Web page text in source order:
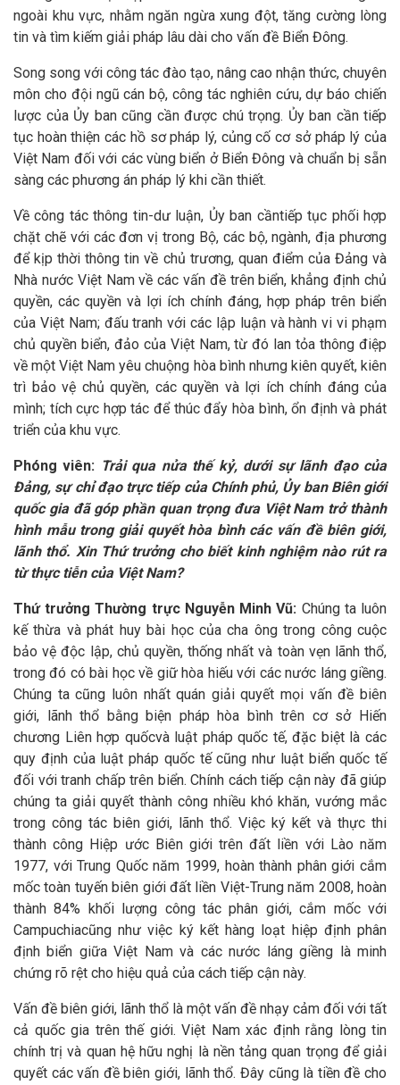
ngoài khu vực, nhằm ngăn ngừa xung đột, tăng cường lòng
tin và tìm kiếm giải pháp lâu dài cho vấn đề Biển Đông.
Song song với công tác đào tạo, nâng cao nhận thức, chuyên
môn cho đội ngũ cán bộ, công tác nghiên cứu, dự báo chiến
lược của Ủy ban cũng cần được chú trọng. Ủy ban cần tiếp
tục hoàn thiện các hồ sơ pháp lý, củng cố cơ sở pháp lý của
Việt Nam đối với các vùng biển ở Biển Đông và chuẩn bị sẵn
sàng các phương án pháp lý khi cần thiết.
Về công tác thông tin-dư luận, Ủy ban cầntiếp tục phối hợp
chặt chẽ với các đơn vị trong Bộ, các bộ, ngành, địa phương
để kịp thời thông tin về chủ trương, quan điểm của Đảng và
Nhà nước Việt Nam về các vấn đề trên biển, khẳng định chủ
quyền, các quyền và lợi ích chính đáng, hợp pháp trên biển
của Việt Nam; đấu tranh với các lập luận và hành vi vi phạm
chủ quyền biển, đảo của Việt Nam, từ đó lan tỏa thông điệp
về một Việt Nam yêu chuộng hòa bình nhưng kiên quyết, kiên
trì bảo vệ chủ quyền, các quyền và lợi ích chính đáng của
mình; tích cực hợp tác để thúc đẩy hòa bình, ổn định và phát
triển của khu vực.
Phóng viên: Trải qua nửa thế kỷ, dưới sự lãnh đạo của
Đảng, sự chỉ đạo trực tiếp của Chính phủ, Ủy ban Biên giới
quốc gia đã góp phần quan trọng đưa Việt Nam trở thành
hình mẫu trong giải quyết hòa bình các vấn đề biên giới,
lãnh thổ. Xin Thứ trưởng cho biết kinh nghiệm nào rút ra
từ thực tiễn của Việt Nam?
Thứ trưởng Thường trực Nguyễn Minh Vũ: Chúng ta luôn
kế thừa và phát huy bài học của cha ông trong công cuộc
bảo vệ độc lập, chủ quyền, thống nhất và toàn vẹn lãnh thổ,
trong đó có bài học về giữ hòa hiếu với các nước láng giềng.
Chúng ta cũng luôn nhất quán giải quyết mọi vấn đề biên
giới, lãnh thổ bằng biện pháp hòa bình trên cơ sở Hiến
chương Liên hợp quốcvà luật pháp quốc tế, đặc biệt là các
quy định của luật pháp quốc tế cũng như luật biển quốc tế
đối với tranh chấp trên biển. Chính cách tiếp cận này đã giúp
chúng ta giải quyết thành công nhiều khó khăn, vướng mắc
trong công tác biên giới, lãnh thổ. Việc ký kết và thực thi
thành công Hiệp ước Biên giới trên đất liền với Lào năm
1977, với Trung Quốc năm 1999, hoàn thành phân giới cắm
mốc toàn tuyến biên giới đất liền Việt-Trung năm 2008, hoàn
thành 84% khối lượng công tác phân giới, cắm mốc với
Campuchiacũng như việc ký kết hàng loạt hiệp định phân
định biển giữa Việt Nam và các nước láng giềng là minh
chứng rõ rệt cho hiệu quả của cách tiếp cận này.
Vấn đề biên giới, lãnh thổ là một vấn đề nhạy cảm đối với tất
cả quốc gia trên thế giới. Việt Nam xác định rằng lòng tin
chính trị và quan hệ hữu nghị là nền tảng quan trọng để giải
quyết các vấn đề biên giới, lãnh thổ. Đây cũng là tiền đề cho